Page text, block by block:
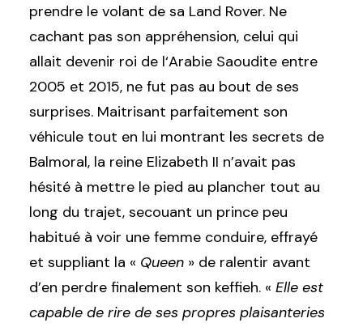
prendre le volant de sa Land Rover. Ne
cachant pas son appréhension, celui qui
allait devenir roi de l‘Arabie Saoudite entre
2005 et 2015, ne fut pas au bout de ses
surprises. Maitrisant parfaitement son
véhicule tout en lui montrant les secrets de
Balmoral, la reine Elizabeth II n’avait pas
hésité à mettre le pied au plancher tout au
long du trajet, secouant un prince peu
habitué à voir une femme conduire, effrayé
et suppliant la « Queen » de ralentir avant
d’en perdre finalement son keffieh. « Elle est
capable de rire de ses propres plaisanteries